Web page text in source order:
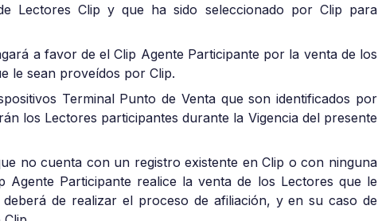
Lectores Clip y que ha sido seleccionado por Clip para
a favor de el Clip Agente Participante por la venta de los
le sean proveídos por Clip.
Terminal Punto de Venta que son identificados por
los Lectores participantes durante la Vigencia del presente
no cuenta con un registro existente en Clip o con ninguna
Agente Participante realice la venta de los Lectores que le
de realizar el proceso de afiliación, y en su caso de